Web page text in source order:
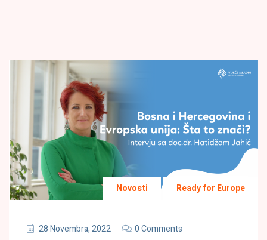
Novosti Ready for Europe
28 Novembra, 2022 0 Comments